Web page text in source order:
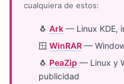
cualquiera de estos:
🐧Ark — Linux KDE,
🪟WinRAR —
🐧 PeaZip — Linux y
publicidad